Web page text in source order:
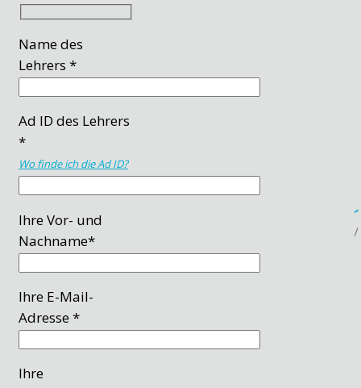
Name des
Lehrers *
Ad ID des Lehrers
*
Wo finde ich die Ad ID?
Ihre Vor- und
Nachname*
Ihre E-Mail-
Adresse *
Ihre